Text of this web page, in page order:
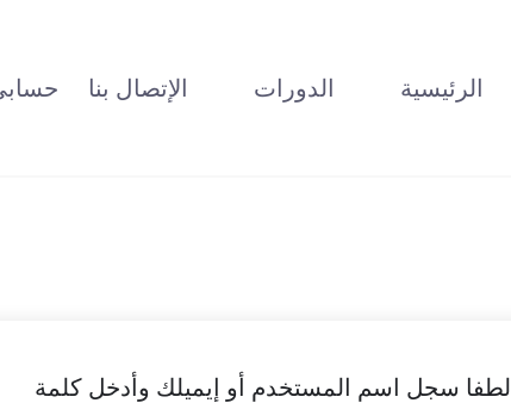
الرئيسية الدورات الإتصال بنا
لطفا سجل اسم المستخدم أو إيميلك وأدخل كلمة